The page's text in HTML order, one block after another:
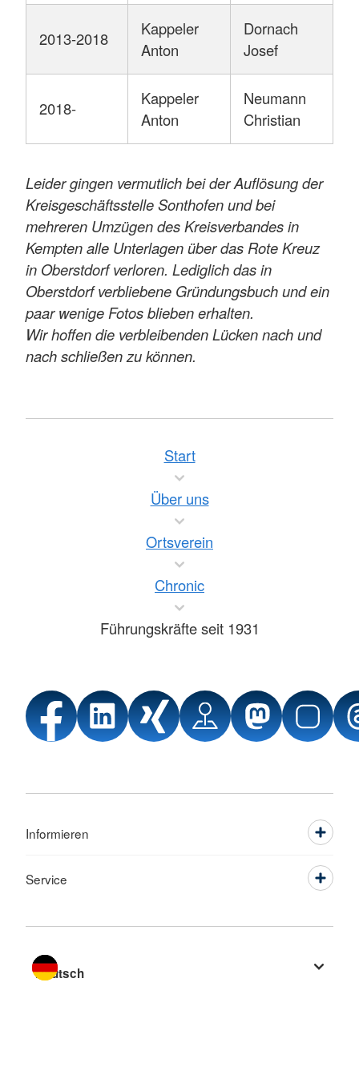
2013-2018
Kappeler
Anton
Dornach
Josef
2018-
Kappeler
Anton
Neumann
Christian
Leider gingen vermutlich bei der Auflösung der
Kreisgeschäftsstelle Sonthofen und bei
mehreren Umzügen des Kreisverbandes in
Kempten alle Unterlagen über das Rote Kreuz
in Oberstdorf verloren. Lediglich das in
Oberstdorf verbliebene Gründungsbuch und ein
paar wenige Fotos blieben erhalten.
Wir hoffen die verbleibenden Lücken nach und
nach schließen zu können.
Start
Über uns
Ortsverein
Chronic
Führungskräfte seit 1931
Informieren
Service
Sprache wechseln zu